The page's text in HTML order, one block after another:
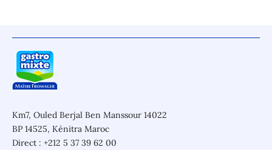
Km7, Ouled Berjal Ben Manssour 14022
BP 14525, Kénitra Maroc
Direct : +212 5 37 39 62 00